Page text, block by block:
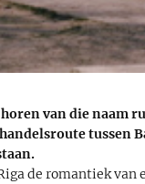
van die naam
tussen
de romantiek